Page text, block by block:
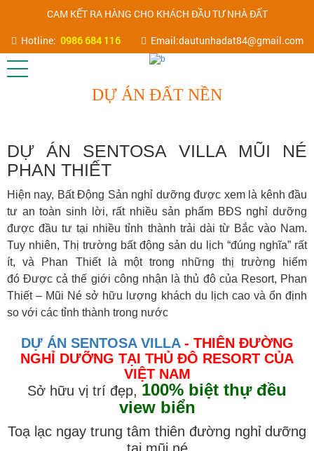
CAM KẾT RA HÀNG CHO KHÁCH ĐẦU TƯ NHÀ ĐẤT
Hotline: 0986 684 116 Email:dautunhadat84@gmail.com
DỰ ÁN ĐẤT NỀN
DỰ ÁN SENTOSA VILLA MŨI NÉ
PHAN THIẾT
Hiện nay, Bất Động Sản nghỉ dưỡng được xem là kênh đầu
tư an toàn sinh lời, rất nhiều sản phẩm BĐS nghỉ dưỡng
được đầu tư tại nhiều tỉnh thành trải dài từ Bắc vào Nam.
Tuy nhiên, Thị trường bất động sản du lịch “đúng nghĩa” rất
ít, và Phan Thiết là một trong những thị trường hiếm
đó Được cả thế giới công nhận là thủ đô của Resort, Phan
Thiết – Mũi Né sở hữu lượng khách du lịch cao và ổn định
so với các tỉnh thành trong nước
DỰ ÁN SENTOSA VILLA - THIÊN ĐƯỜNG
NGHỈ DƯỠNG TẠI THỦ ĐÔ RESORT CỦA
VIỆT NAM
Sở hữu vị trí đẹp, 100% biệt thự đều
view biển
Toạ lạc ngay trung tâm thiên đường nghỉ dưỡng